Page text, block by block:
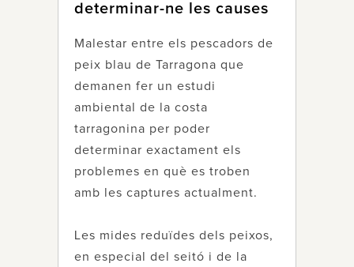
determinar-ne les causes
Malestar entre els pescadors de
peix blau de Tarragona que
demanen fer un estudi
ambiental de la costa
tarragonina per poder
determinar exactament els
problemes en què es troben
amb les captures actualment.
Les mides reduïdes dels peixos,
en especial del seitó i de la